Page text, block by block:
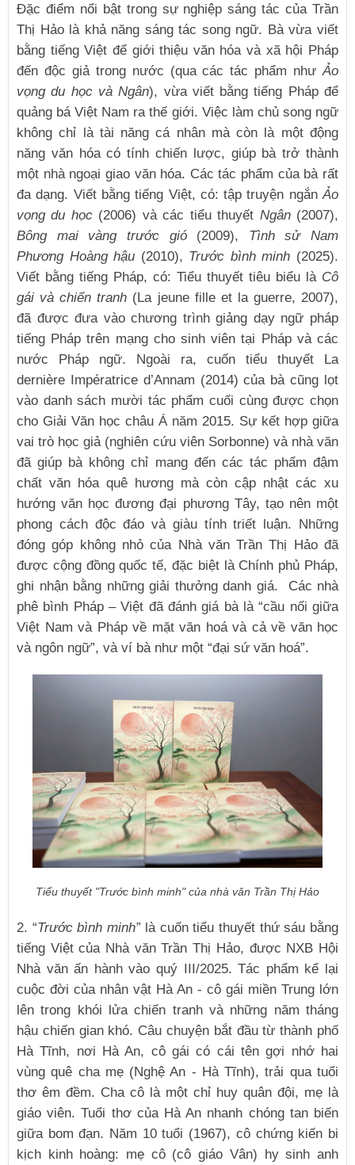
Đặc điểm nổi bật trong sự nghiệp sáng tác của Trần
Thị Hảo là khả năng sáng tác song ngữ. Bà vừa viết
bằng tiếng Việt để giới thiệu văn hóa và xã hội Pháp
đến độc giả trong nước (qua các tác phẩm nhưẢo
vọng du học và Ngân), vừa viết bằng tiếng Pháp để
quảng bá Việt Nam ra thế giới. Việc làm chủ song ngữ
không chỉ là tài năng cá nhân mà còn là một động
năng văn hóa có tính chiến lược, giúp bà trở thành
một nhà ngoại giao văn hóa. Các tác phẩm của bà rất
đa dạng. Viết bằng tiếng Việt, có: tập truyện ngắnẢo
vọng du học(2006) và các tiểu thuyết Ngân (2007),
Bông mai vàng trước gió(2009), Tình sử Nam
Phương Hoàng hậu (2010), Trước bình minh (2025).
Viết bằng tiếng Pháp, có: Tiểu thuyết tiêu biểu làCô
gái và chiến tranh (La jeune fille et la guerre, 2007),
đã được đưa vào chương trình giảng dạy ngữ pháp
tiếng Pháp trên mạng cho sinh viên tại Pháp và các
nước Pháp ngữ. Ngoài ra, cuốn tiểu thuyết La
dernière Impératrice d’Annam (2014) của bà cũng lọt
vào danh sách mười tác phẩm cuối cùng được chọn
cho Giải Văn học châu Á năm 2015. Sự kết hợp giữa
vai trò học giả (nghiên cứu viên Sorbonne) và nhà văn
đã giúp bà không chỉ mang đến các tác phẩm đậm
chất văn hóa quê hương mà còn cập nhật các xu
hướng văn học đương đại phương Tây, tạo nên một
phong cách độc đáo và giàu tính triết luận. Những
đóng góp không nhỏ của Nhà văn Trần Thị Hảo đã
được cộng đồng quốc tế, đặc biệt là Chính phủ Pháp,
ghi nhận bằng những giải thưởng danh giá. Các nhà
phê bình Pháp – Việt đã đánh giá bà là “cầu nối giữa
Việt Nam và Pháp về mặt văn hoá và cả về văn học
và ngôn ngữ”, và ví bà như một “đại sứ văn hoá”.
Tiểu thuyết "Trước bình minh" của nhà văn Trần Thị Hảo
2. “Trước bình minh”là cuốn tiểu thuyết thứ sáu bằng
tiếng Việt của Nhà văn Trần Thị Hảo, được NXB Hội
Nhà văn ấn hành vào quý III/2025. Tác phẩm kể lại
cuộc đời của nhân vật Hà An - cô gái miền Trung lớn
lên trong khói lửa chiến tranh và những năm tháng
hậu chiến gian khó. Câu chuyện bắt đầu từ thành phố
Hà Tĩnh, nơi Hà An, cô gái có cái tên gợi nhớ hai
vùng quê cha mẹ (Nghệ An - Hà Tĩnh), trải qua tuổi
thơ êm đềm. Cha cô là một chỉ huy quân đội, mẹ là
giáo viên. Tuổi thơ của Hà An nhanh chóng tan biến
giữa bom đạn. Năm 10 tuổi (1967), cô chứng kiến bi
kịch kinh hoàng: mẹ cô (cô giáo Vân) hy sinh anh